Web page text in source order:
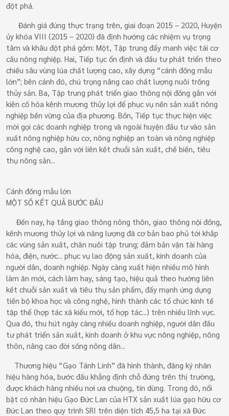
đột phá.
Đánh giá đúng thực trạng trên, giai đoạn 2015 – 2020, Huyện
ủy khóa VIII (2015 – 2020) đã định hướng các nhiệm vụ trọng
tâm và khâu đột phá gồm: Một, Tập trung đẩy manh việc tái cơ
cấu nông nghiệp. Hai, Tiếp tục ổn định và đầu tư phát triển theo
chiều sâu vùng lúa chất lượng cao, xây dựng “cánh đồng mẫu
lớn”; bên cánh đó, chú trọng nâng cao chất lượng nuôi trồng
thủy sản. Ba, Tập trung phát triển giao thông nội đồng gắn với
kiên cố hóa kênh mương thủy lợi để phục vụ nền sản xuất nông
nghiệp bền vững của địa phương. Bốn, Tiếp tục thực hiện việc
mời gọi các doanh nghiệp trong và ngoài huyện đầu tư vào sản
xuất nông nghiệp hữu cơ, nông nghiệp an toàn và nông nghiệp
công nghệ cao, gắn với liên kết chuỗi sản xuất, chế biến, tiêu
thụ nông sản...
Cánh đồng mẫu lớn
MỘT SỐ KẾT QUẢ BƯỚC ĐẦU
Đến nay, hạ tầng giao thông nông thôn, giao thông nội đồng,
kênh mương thủy lợi và năng lượng đã cơ bản bao phủ tới khắp
các vùng sản xuất, chăn nuôi tập trung; đảm bản vận tài hàng
hóa, điện, nước... phục vụ lao động sản xuất, kinh doanh của
người dân, doanh nghiệp. Ngày càng xuất hiện nhiều mô hình
làm ăn mới, cách làm hay, sáng tạo, hiệu quả theo hướng liên
kết chuỗi sản xuất và tiêu thụ sản phẩm, đẩy mạnh ứng dụng
tiến bộ khoa học và công nghệ, hình thành các tổ chức kinh tế
tập thể (hợp tác xã kiểu mới, tổ hợp tác...) trên nhiều lĩnh vực.
Qua đó, thu hút ngày càng nhiều doanh nghiệp, người dân đầu
tư phát triển sản xuất, kinh doanh ở khu vực nông nghiệp, nông
thôn, nâng cao đời sống nông dân...
Thương hiệu “Gạo Tánh Linh” đã hình thành, đăng ký nhãn
hiệu hàng hóa, bước đầu khẳng định chỗ đứng trên thị trường,
được khách hàng nhiều nơi ưa chuộng, tin dùng. Trong đó, nổi
bật có nhãn hiệu Gạo Đức Lan của HTX sản xuất lúa gạo hữu cơ
Đức Lan theo quy trình SRI trên diện tích 45,5 ha tại xã Đức